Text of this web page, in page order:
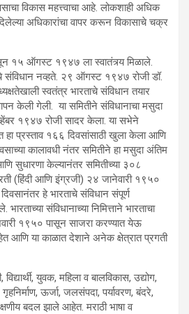
विकास महत्त्वाचा आहे. लोकशाही अधिक
अधिकारांचा वापर करून विकासाचे चक्र
१५ ऑगस्ट १९४७ ला स्वातंत्र्य मिळाले.
संविधान नव्हते. २९ ऑगस्ट १९४७ रोजी डॉ.
स्वतंत्र भारताचे संविधान तयार
केली गेली. या समितीने संविधानाचा मसुदा
१९४७ रोजी सादर केला. या सभेने
हा प्रस्ताव १६६ दिवसांसाठी खुला केला आणि
कालावधी नंतर समितीने हा मसुदा अंतिम
सुधारणा केल्यानंतर समितीच्या ३०८
(हिंदी आणि इंग्रजी) २४ जानेवारी १९५०
दिवसानंतर हे भारताचे संविधान संपूर्ण
संविधानाच्या निमित्ताने भारताचा
१९५० पासून साजरा करण्यात येऊ
आणि या काळात देशाने अनेक क्षेत्रात प्रगती
युवक, महिला व बालविकास, उद्योग,
ऊर्जा, जलसंपदा, पर्यावरण, बंदरे,
बदल झाले आहेत. मराठी भाषा व